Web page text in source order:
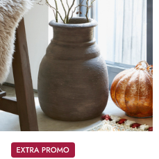
Promos